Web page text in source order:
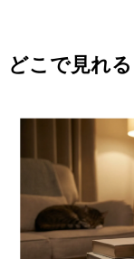
どこで見れ